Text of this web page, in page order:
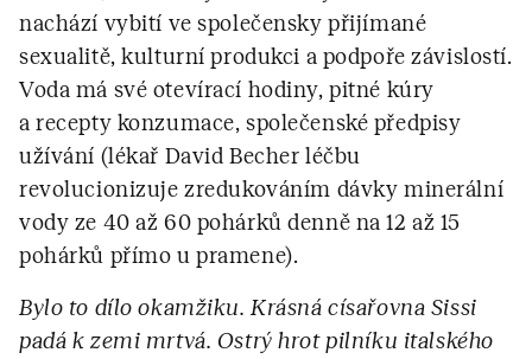
nachází vybití ve společensky přijímané
sexualitě, kulturní produkci a podpoře závislostí.
Voda má své otevírací hodiny, pitné kúry
a recepty konzumace, společenské předpisy
užívání (lékař David Becher léčbu
revolucionizuje zredukováním dávky minerální
vody ze 40 až 60 pohárků denně na 12 až 15
pohárků přímo u pramene).
Bylo to dílo okamžiku. Krásná císařovna Sissi
padá k zemi mrtvá. Ostrý hrot pilníku italského